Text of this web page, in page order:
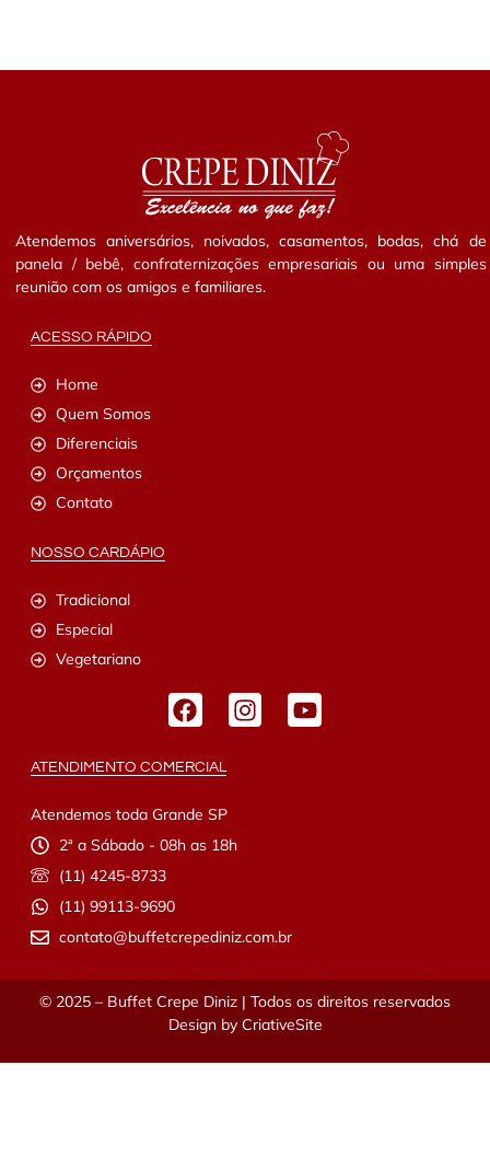
Atendemos aniversários, noivados, casamentos, bodas, chá de
panela / bebê, confraternizações empresariais ou uma simples
reunião com os amigos e familiares.
ACESSO RÁPIDO
Home
Quem Somos
Diferenciais
Orçamentos
Contato
NOSSO CARDÁPIO
Tradicional
Especial
Vegetariano
ATENDIMENTO COMERCIAL
Atendemos toda Grande SP
2ª a Sábado - 08h as 18h
(11) 4245-8733
(11) 99113-9690
contato@buffetcrepediniz.com.br
© 2025 – Buffet Crepe Diniz | Todos os direitos reservados
Design by CriativeSite